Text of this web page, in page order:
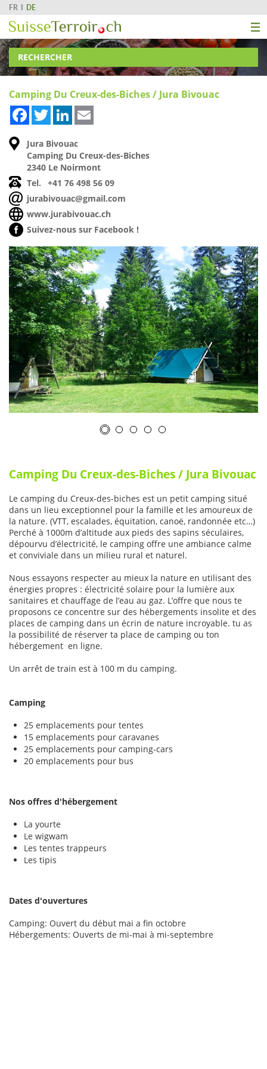
FR DE
RECHERCHER
Camping Du Creux-des-Biches / Jura Bivouac
FacebookTwitterLinkedIn
Jura Bivouac
Camping Du Creux-des-Biches
2340 Le Noirmont
Tel.
+41 76 498 56 09
jurabivouac@gmail.com
www.jurabivouac.ch
Suivez-nous sur Facebook !
Camping Du Creux-des-Biches / Jura Bivouac
Le camping du Creux-des-biches est un petit camping situé
dans un lieu exceptionnel pour la famille et les amoureux de
la nature. (VTT, escalades, équitation, canoë, randonnée etc…)
Perché à 1000m d’altitude aux pieds des sapins séculaires,
dépourvu d’électricité, le camping offre une ambiance calme
et conviviale dans un milieu rural et naturel.
Nous essayons respecter au mieux la nature en utilisant des
énergies propres : électricité solaire pour la lumière aux
sanitaires et chauffage de l’eau au gaz. L’offre que nous te
proposons ce concentre sur des hébergements insolite et des
places de camping dans un écrin de nature incroyable. tu as
la possibilité de réserver ta place de camping ou ton
hébergement en ligne.
Un arrêt de train est à 100 m du camping.
Camping
25 emplacements pour tentes
15 emplacements pour caravanes
25 emplacements pour camping-cars
20 emplacements pour bus
Nos offres d'hébergement
La yourte
Le wigwam
Les tentes trappeurs
Les tipis
Dates d'ouvertures
Camping: Ouvert du début mai a fin octobre
Hébergements: Ouverts de mi-mai à mi-septembre